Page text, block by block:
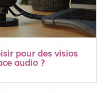
pour des visios
audio ?